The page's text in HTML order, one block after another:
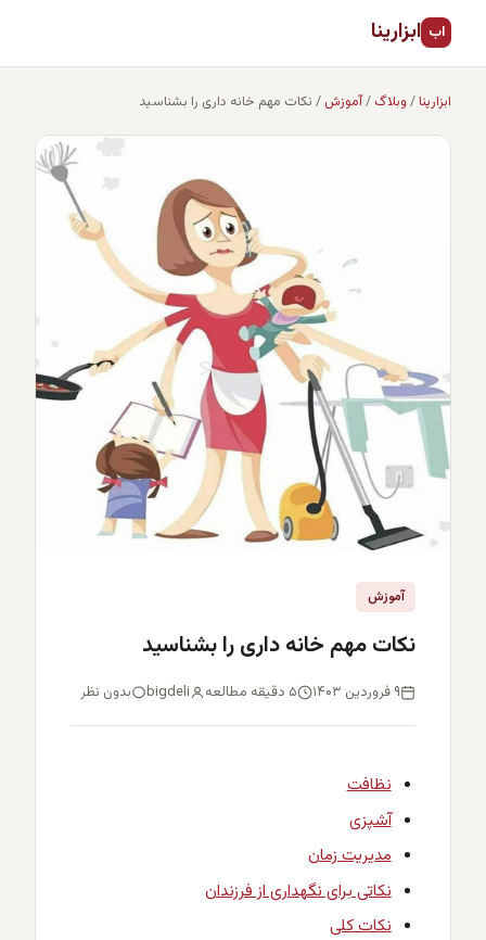
اب ابزارینا
ابزارینا /وبلاگ /آموزش / نکات مهم خانه داری را بشناسید
آموزش
نکات مهم خانه داری را بشناسید
۹ فروردین ۱۴۰۳ ۵ دقیقه مطالعه bigdeli بدون نظر
نظافت
آشپزی
مدیریت زمان
نکاتی برای نگهداری از فرزندان
نکات کلی